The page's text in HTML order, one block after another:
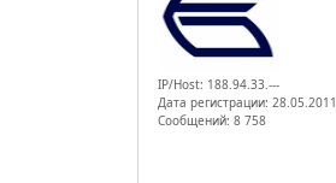
IP/Host: 188.94.33.---
Дата регистрации: 28.05.2011
Сообщений: 8 758